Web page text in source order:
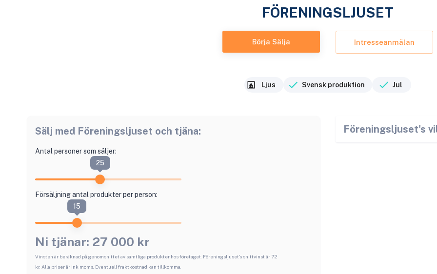
FÖRENINGSLJUSET
Börja Sälja Intresseanmälan
Ljus Svensk produktion Jul
Sälj med Föreningsljuset och tjäna:
Antal personer som säljer:
25
Försäljning antal produkter per person:
15
Ni tjänar: 27 000 kr
Vinsten är beräknad på genomsnittet av samtliga produkter hos företaget. Föreningsljuset's snittvinst är 72
kr. Alla priser är ink moms. Eventuell fraktkostnad kan tillkomma.
Föreningsljuset's